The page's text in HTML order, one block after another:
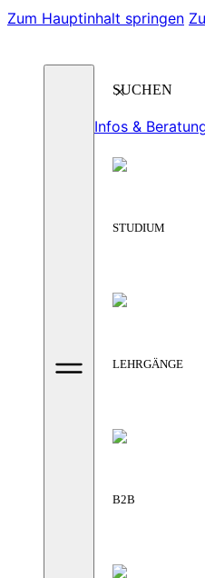
Zum Hauptinhalt springen
Suchen
Infos &
STUDIUM
LEHRGÄNGE
B2B